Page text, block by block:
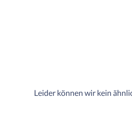
Leider können wir kein